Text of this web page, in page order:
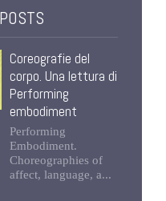
Coreografie del
corpo. Una lettura di
Performing
embodiment
Performing
Embodiment.
Choreographies of
affect, language, a...